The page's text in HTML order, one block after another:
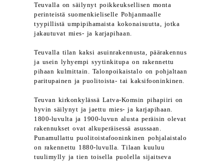
Teuvalla on säilynyt poikkeuksellisen monta
perinteistä suomenkieliselle Pohjanmaalle
tyypillistä umpipihamaista kokonaisuutta, jotka
jakautuvat mies- ja karjapihaan.
Teuvalla tilan kaksi asuinrakennusta, päärakennus
ja usein lyhyempi syytinkitupa on rakennettu
pihaan kulmittain. Talonpoikaistalo on pohjaltaan
paritupainen ja puolitoista- tai kaksifooninkinen.
Teuvan kirkonkylässä Latva-Komsin pihapiiri on
hyvin säilynyt ja jaettu mies- ja karjapihaan.
1800-luvulta ja 1900-luvun alusta peräisin olevat
rakennukset ovat alkuperäisessä asussaan.
Punamullattu puolitoistafooninkinen pohjalaistalo
on rakennettu 1880-luvulla. Tilaan kuuluu
tuulimylly ja tien toisella puolella sijaitseva